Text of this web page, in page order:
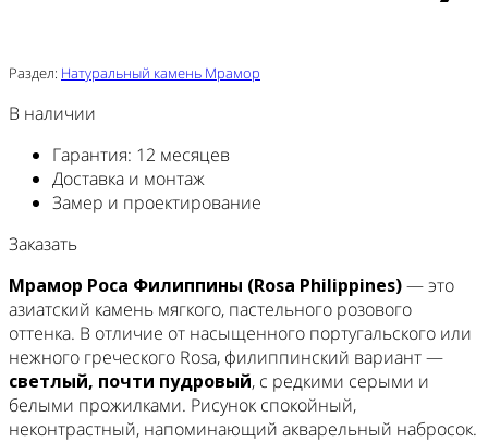
Раздел: Натуральный камень Мрамор
В наличии
Гарантия: 12 месяцев
Доставка и монтаж
Замер и проектирование
Заказать
Мрамор Роса Филиппины (Rosa Philippines)— это
азиатский камень мягкого, пастельного розового
оттенка. В отличие от насыщенного португальского или
нежного греческого Rosa, филиппинский вариант —
светлый, почти пудровый, с редкими серыми и
белыми прожилками. Рисунок спокойный,
неконтрастный, напоминающий акварельный набросок.